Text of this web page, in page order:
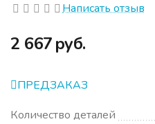
Написать отзыв
‍2 667‍руб.
ПРЕДЗАКАЗ
Количество деталей